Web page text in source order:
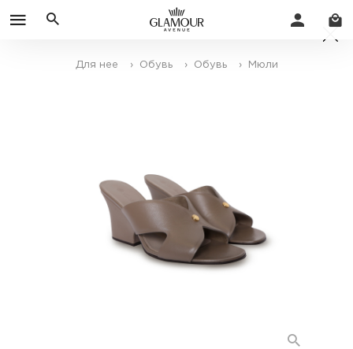
Для нее › Обувь › Обувь › Мюли